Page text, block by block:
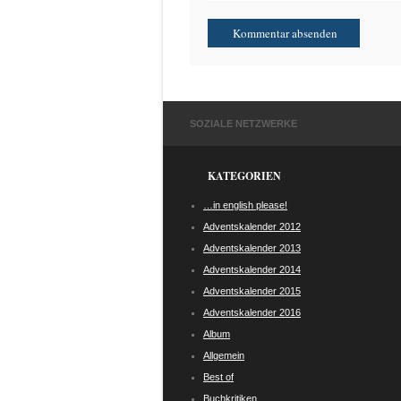
SOZIALE NETZWERKE
KATEGORIEN
…in english please!
Adventskalender 2012
Adventskalender 2013
Adventskalender 2014
Adventskalender 2015
Adventskalender 2016
Album
Allgemein
Best of
Buchkritiken